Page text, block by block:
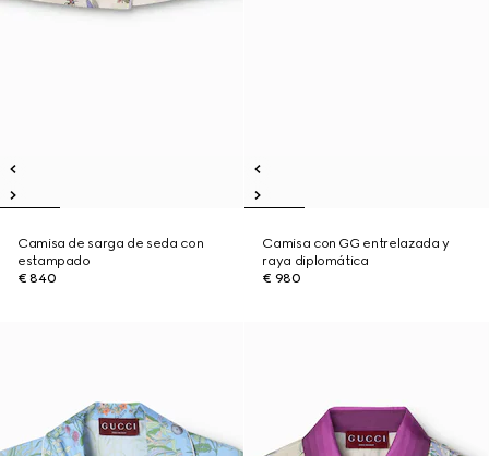
Camisa de sarga de seda con
estampado
€ 840
Camisa con GG entrelazada y
raya diplomática
€ 980